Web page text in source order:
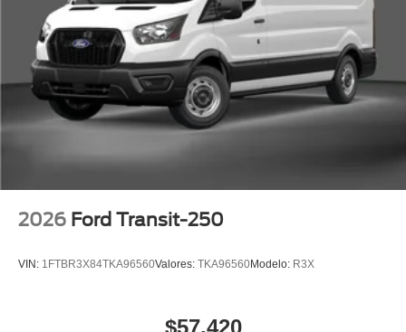
2026 Ford Transit-250
VIN: 1FTBR3X84TKA96560Valores: TKA96560Modelo: R3X
$57,420